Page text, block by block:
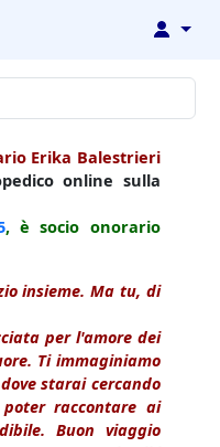
↓
Erika Balestrieri
online sulla
, è socio onorario
insieme. Ma tu, di
per l'amore dei
Ti immaginiamo
starai cercando
raccontare ai
Buon viaggio